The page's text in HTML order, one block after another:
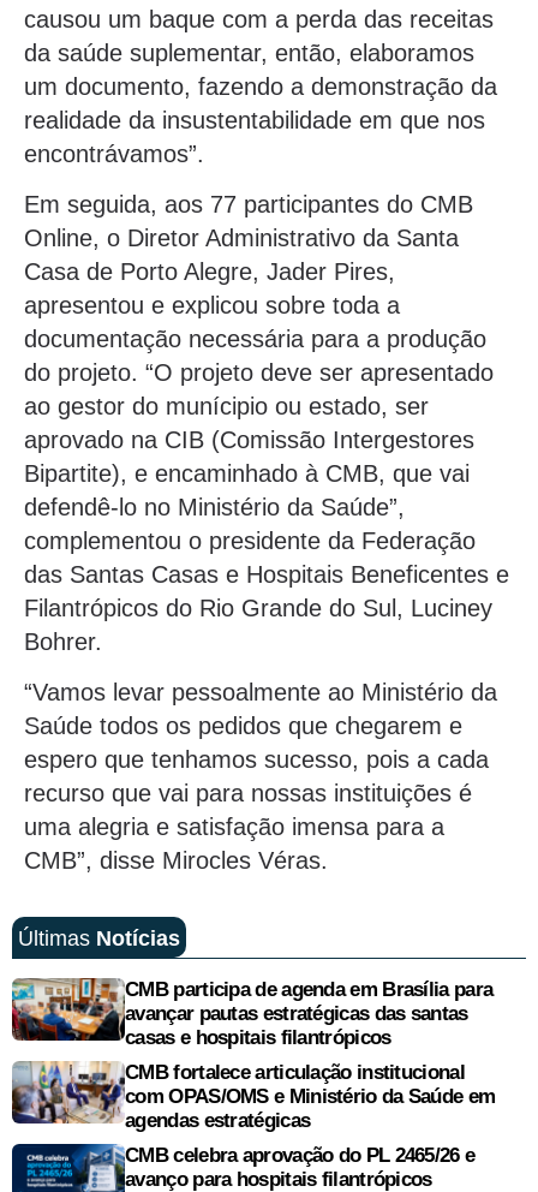
causou um baque com a perda das receitas
da saúde suplementar, então, elaboramos
um documento, fazendo a demonstração da
realidade da insustentabilidade em que nos
encontrávamos”.
Em seguida, aos 77 participantes do CMB
Online, o Diretor Administrativo da Santa
Casa de Porto Alegre, Jader Pires,
apresentou e explicou sobre toda a
documentação necessária para a produção
do projeto. “O projeto deve ser apresentado
ao gestor do munícipio ou estado, ser
aprovado na CIB (Comissão Intergestores
Bipartite), e encaminhado à CMB, que vai
defendê-lo no Ministério da Saúde”,
complementou o presidente da Federação
das Santas Casas e Hospitais Beneficentes e
Filantrópicos do Rio Grande do Sul, Luciney
Bohrer.
“Vamos levar pessoalmente ao Ministério da
Saúde todos os pedidos que chegarem e
espero que tenhamos sucesso, pois a cada
recurso que vai para nossas instituições é
uma alegria e satisfação imensa para a
CMB”, disse Mirocles Véras.
Últimas Notícias
CMB participa de agenda em Brasília para
avançar pautas estratégicas das santas
casas e hospitais filantrópicos
CMB fortalece articulação institucional
com OPAS/OMS e Ministério da Saúde em
agendas estratégicas
CMB celebra aprovação do PL 2465/26 e
avanço para hospitais filantrópicos